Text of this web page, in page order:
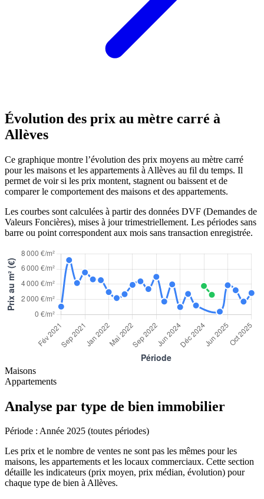
Évolution des prix au mètre carré à
Allèves
Ce graphique montre l’évolution des prix moyens au mètre carré
pour les maisons et les appartements à Allèves au fil du temps. Il
permet de voir si les prix montent, stagnent ou baissent et de
comparer le comportement des maisons et des appartements.
Les courbes sont calculées à partir des données DVF (Demandes de
Valeurs Foncières), mises à jour trimestriellement. Les périodes sans
barre ou point correspondent aux mois sans transaction enregistrée.
Maisons
Appartements
Analyse par type de bien immobilier
Période : Année 2025 (toutes périodes)
Les prix et le nombre de ventes ne sont pas les mêmes pour les
maisons, les appartements et les locaux commerciaux. Cette section
détaille les indicateurs (prix moyen, prix médian, évolution) pour
chaque type de bien à Allèves.